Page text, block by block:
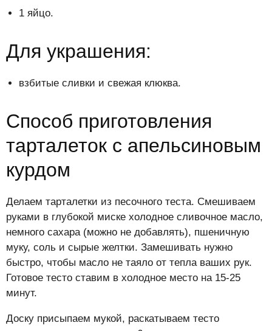
1 яйцо.
Для украшения:
взбитые сливки и свежая клюква.
Способ приготовления
тарталеток с апельсиновым
курдом
Делаем тарталетки из песочного теста. Смешиваем
руками в глубокой миске холодное сливочное масло,
немного сахара (можно не добавлять), пшеничную
муку, соль и сырые желтки. Замешивать нужно
быстро, чтобы масло не таяло от тепла ваших рук.
Готовое тесто ставим в холодное место на 15-25
минут.
Доску присыпаем мукой, раскатываем тесто